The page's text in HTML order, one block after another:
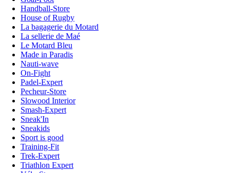
Handball-Store
House of Rugby
La bagagerie du Motard
La sellerie de Maé
Le Motard Bleu
Made in Paradis
Nauti-wave
On-Fight
Padel-Expert
Pecheur-Store
Slowood Interior
Smash-Expert
Sneak'In
Sneakids
Sport is good
Training-Fit
Trek-Expert
Triathlon Expert